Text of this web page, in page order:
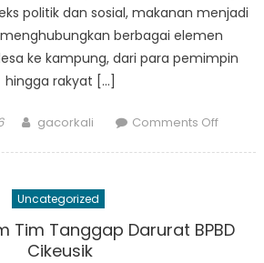
politik dan sosial, makanan menjadi
berbagai elemen
ke kampung, dari para pemimpin
hingga rakyat […]
Author
gacorkali Comments Offon
Politik
Uncategorized
Tim Tanggap Darurat BPBD
Cikeusik